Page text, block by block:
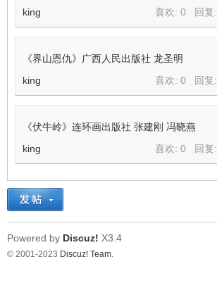
喜欢: 0 回复:
king
《界山恩仇》广西人民出版社 龙圣明
喜欢: 0 回复:
king
《伏牛岭》连环画出版社 张建刚 冯晓燕
喜欢: 0 回复:
king
Powered by Discuz! X3.4
© 2001-2023 Discuz! Team.